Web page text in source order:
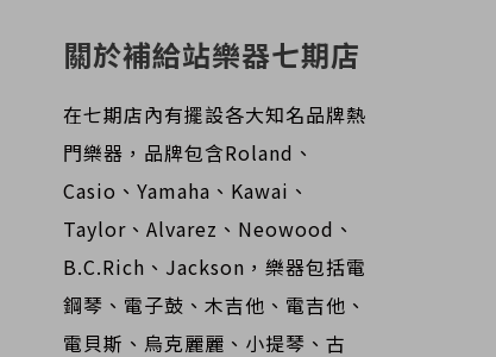
關於補給站樂器七期店
在七期店內有擺設各大知名品牌熱
門樂器，品牌包含Roland、
Casio、Yamaha、Kawai、
Taylor、Alvarez、Neowood、
B.C.Rich、Jackson，樂器包括電
鋼琴、電子鼓、木吉他、電吉他、
電貝斯、烏克麗麗、小提琴、古